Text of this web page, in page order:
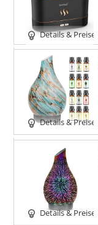
Details & Preise
Details & Preise
Details & Preise